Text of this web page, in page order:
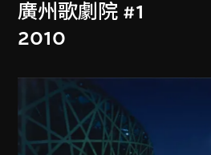
廣州歌劇院 #1
2010